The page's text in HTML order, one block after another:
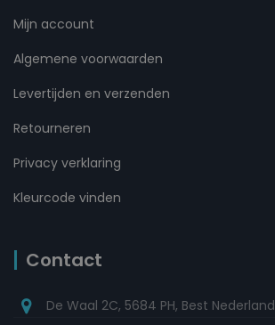
Mijn account
Algemene voorwaarden
Levertijden en verzenden
Retourneren
Privacy verklaring
Kleurcode vinden
Contact
De Waal 2C, 5684 PH, Best Nederland